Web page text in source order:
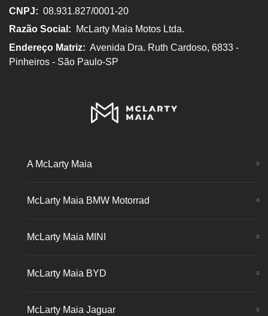
CNPJ: 08.931.827/0001-20
Razão Social:
McLarty Maia Motos Ltda.
Endereço Matriz: Avenida Dra. Ruth Cardoso, 6833 -
Pinheiros - São Paulo-SP
A McLarty Maia
McLarty Maia BMW Motorrad
McLarty Maia MINI
McLarty Maia BYD
McLarty Maia Jaguar